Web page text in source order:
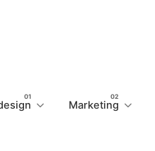
Marketing